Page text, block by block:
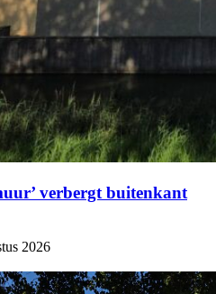
verbergt buitenkant
2026